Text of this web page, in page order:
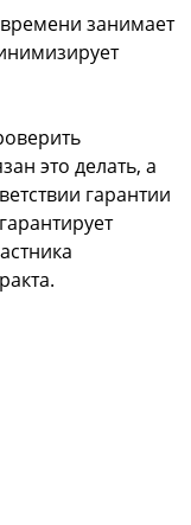
занимает
это делать, а
гарантии